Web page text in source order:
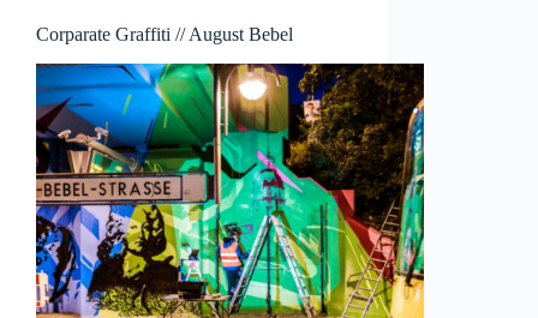
Corparate Graffiti // August Bebel